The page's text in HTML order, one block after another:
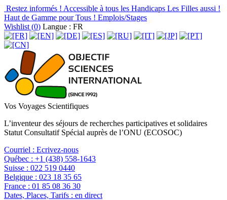
Restez informés ! Accessible à tous les Handicaps Les Filles aussi !
Haut de Gamme pour Tous ! Emplois/Stages
Wishlist (0) Langue : FR
Vos Voyages Scientifiques
L’inventeur des séjours de recherches participatives et solidaires
Statut Consultatif Spécial auprès de l’ONU (ECOSOC)
Courriel : Ecrivez-nous
Québec : +1 (438) 558-1643
Suisse : 022 519 0440
Belgique : 023 18 35 65
France : 01 85 08 36 30
Dates, Places, Tarifs : en direct